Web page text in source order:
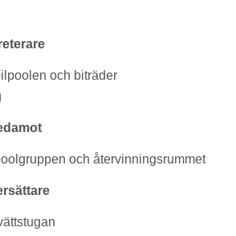
och biträder
och återvinningsrummet